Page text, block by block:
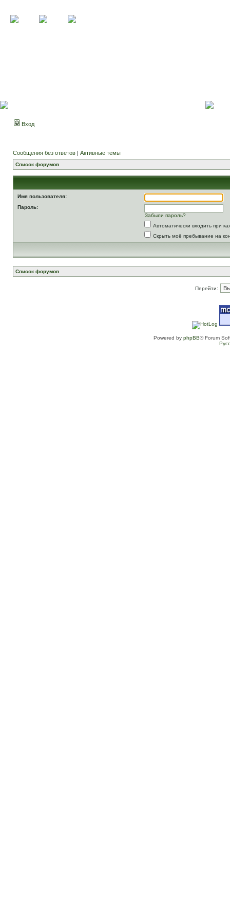
Вход
Сообщения без ответов | Активные темы
Список форумов
Имя пользователя:
Пароль:
Забыли пароль?
Автоматически входить при
Скрыть моё пребывание на
Список форумов
Перейти:
Powered by phpBB® Forum